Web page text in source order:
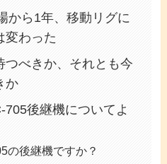
から1年、移動リグに
変わった
つべきか、それとも今
か
705後継機についてよ
の後継機ですか？